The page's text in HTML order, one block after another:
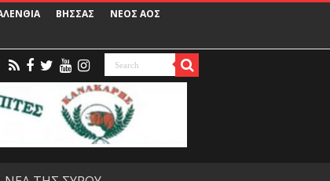
ΒΗΣΣΑΣ
ΝΕΟΣ ΑΟΣ